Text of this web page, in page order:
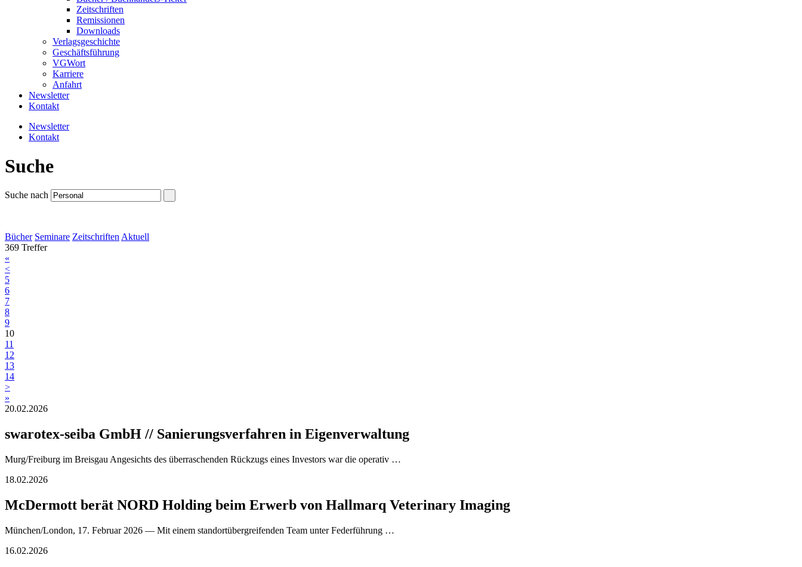
Zeitschriften
Remissionen
Downloads
Verlagsgeschichte
Geschäftsführung
VGWort
Karriere
Anfahrt
Newsletter
Kontakt
Newsletter
Kontakt
Suche
Suche nach
Bücher Seminare ZeitschriftenAktuell
369 Treffer
«
<
5
6
7
8
9
10
11
12
13
14
>
»
20.02.2026
swarotex-seiba GmbH // Sanierungsverfahren in Eigenverwaltung
Murg/Freiburg im Breisgau Angesichts des überraschenden Rückzugs eines Investors war die operativ …
18.02.2026
McDermott berät NORD Holding beim Erwerb von Hallmarq Veterinary Imaging
München/London, 17. Februar 2026 –– Mit einem standortübergreifenden Team unter Federführung …
16.02.2026